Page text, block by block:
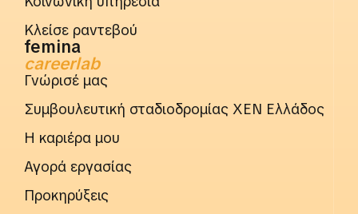
Κλείσε ραντεβού
femina
careerlab
Γνώρισέ μας
Συμβουλευτική σταδιοδρομίας ΧΕΝ Ελλάδος
Η καριέρα μου
Αγορά εργασίας
Προκηρύξεις